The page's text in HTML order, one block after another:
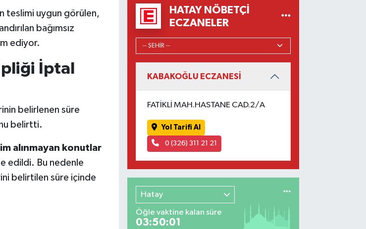
teslimi uygun görülen,
bağımsız
ediyor.
İptal
belirlenen süre
belirtti.
alınmayan konutlar
edildi. Bu nedenle
belirtilen süre içinde
HATAY NÖBETÇI
ECZANELER
KABAKOĞLU ECZANESİ
FATİKLİ MAH.HASTANE CAD.2/A
Yol Tarifi Al
0 (326) 311 21 21
Hatay
Öğle vaktine kalan süre
03:50:00